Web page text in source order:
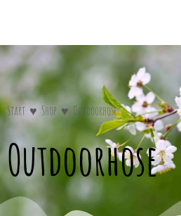
Start ♥ Shop ♥ Outdoorhose
Outdoorhose